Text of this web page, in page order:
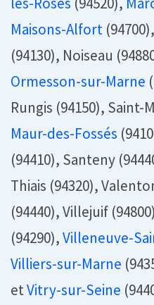
Maisons-Alfort (94700),
(94130), Noiseau
Ormesson-sur-Marne
Rungis (94150), Saint-
Maur-des-Fossés
(94410), Santeny
Thiais (94320),
(94440), Villejuif
(94290),Villeneuve-
Villiers-sur-Marne
etVitry-sur-Seine